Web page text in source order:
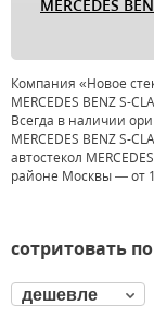
MERCEDES
Компания «Новое
MERCEDES BENZ S-
Всегда в наличии
MERCEDES BENZ S-
автостекол
районе Москвы — от
сотритовать
дешевле